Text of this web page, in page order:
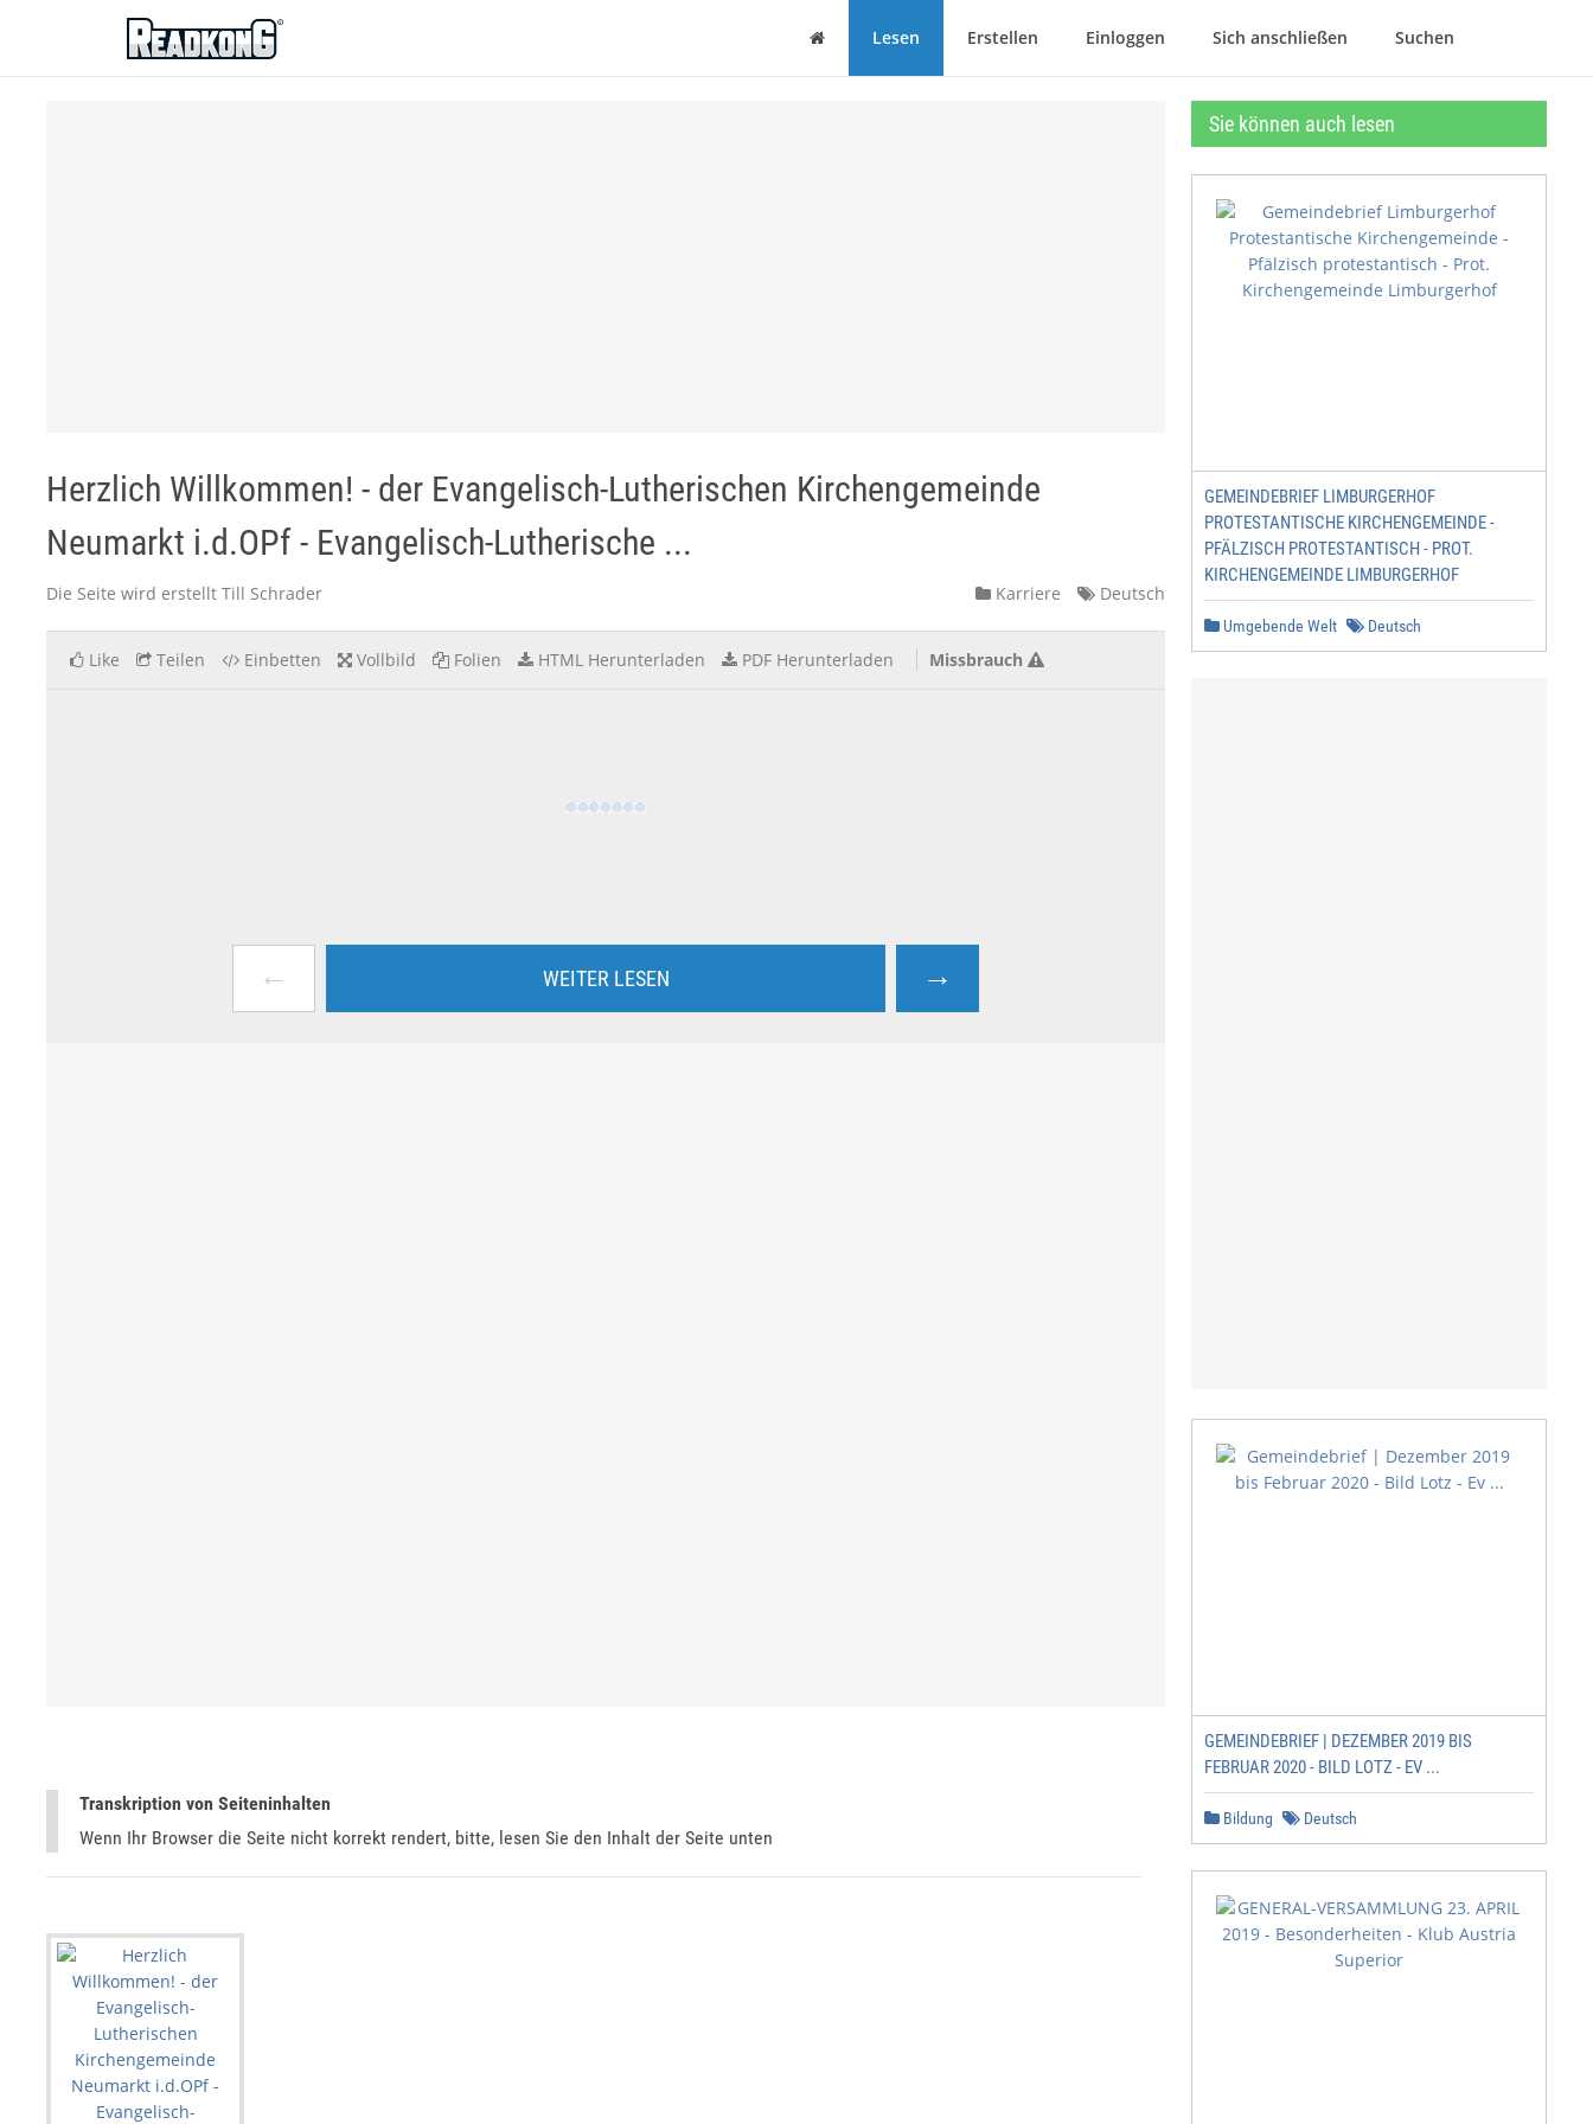
ReadkonG
Haus Lesen Erstellen Einloggen Sich anschließen Suchen
Herzlich Willkommen! - der Evangelisch-Lutherischen Kirchengemeinde
Neumarkt i.d.OPf - Evangelisch-Lutherische ...
Die Seite wird erstellt Till Schrader Karriere Deutsch
Like Teilen Einbetten Vollbild Folien HTML Herunterladen PDF Herunterladen Missbrauch
← WEITER LESEN →
Transkription von Seiteninhalten
Wenn Ihr Browser die Seite nicht korrekt rendert, bitte, lesen Sie den Inhalt der Seite unten
Sie können auch lesen
GEMEINDEBRIEF LIMBURGERHOF
PROTESTANTISCHE KIRCHENGEMEINDE -
PFÄLZISCH PROTESTANTISCH - PROT.
KIRCHENGEMEINDE LIMBURGERHOF
Umgebende Welt Deutsch
GEMEINDEBRIEF | DEZEMBER 2019 BIS
FEBRUAR 2020 - BILD LOTZ - EV ...
Bildung Deutsch